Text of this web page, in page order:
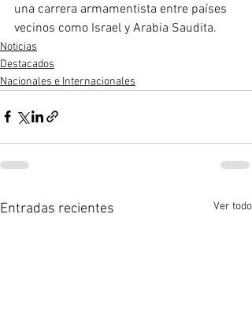
una carrera armamentista entre países
vecinos como Israel y Arabia Saudita.
Noticias
Destacados
Nacionales e Internacionales
Entradas recientes Ver todo